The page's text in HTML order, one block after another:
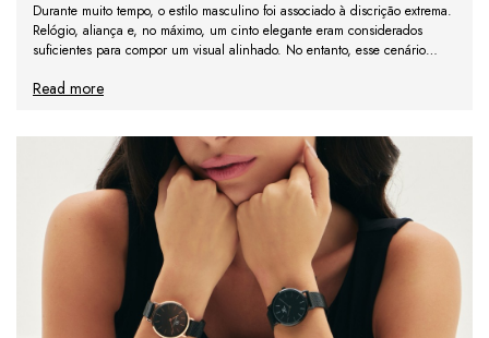
Durante muito tempo, o estilo masculino foi associado à discrição extrema.
Relógio, aliança e, no máximo, um cinto elegante eram considerados
suficientes para compor um visual alinhado. No entanto, esse cenário
Read more